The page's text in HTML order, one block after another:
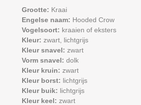
Grootte: Kraai
Engelse naam: Hooded Crow
Vogelsoort: kraaien of eksters
Kleur: zwart, lichtgrijs
Kleur snavel: zwart
Vorm snavel: dolk
Kleur kruin: zwart
Kleur borst: lichtgrijs
Kleur buik: lichtgrijs
Kleur keel: zwart